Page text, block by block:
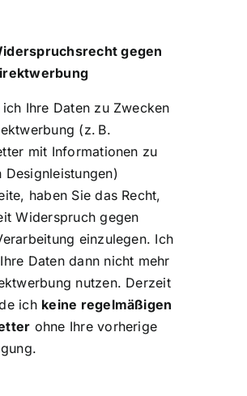
gegen
Ihre Daten zu Zwecken
(z. B.
mit Informationen zu
Designleistungen)
haben Sie das Recht,
Widerspruch gegen
einzulegen. Ich
Daten dann nicht mehr
nutzen. Derzeit
ich keine regelmäßigen
ohne Ihre vorherige